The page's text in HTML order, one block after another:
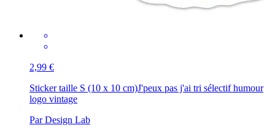
2,99 €
Sticker taille S (10 x 10 cm)J'peux pas j'ai tri sélectif humour
logo vintage
Par Design Lab